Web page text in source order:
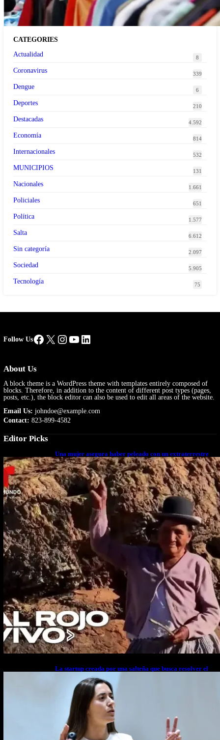
CATEGORIES
Actualidad
8
Coronavirus 339
Dengue 6
Deportes 210
Destacadas 4.592
Economía 814
Internacionales 532
MUNICIPIOS 131
Nacionales 1.661
Policiales 651
Política 1.577
Salta 6.612
Sin categoría 2.097
Sociedad 5.905
Tecnología 75
Follow UsFacebook
X Instagram
YouTube
LinkedIn
About Us
A block theme is a WordPress theme with templates entirely composed of
blocks. Therefore, in addition to the content of different post types (pages,
posts, etc.), the block editor can also be used to edit all areas of the website.
Email Us: johndoe@example.com
Contact: 823-899-4582
Editor Picks
Una mujer asegura haber peleado con un extraterrestre
cuerpo a cuerpo
La startup creada por una salteña que busca resolver el
estrés financiero en Latinoamérica